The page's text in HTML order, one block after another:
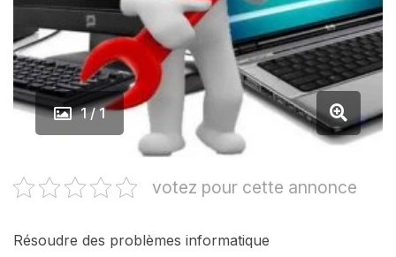
1 / 1
votez pour cette annonce
Résoudre des problèmes informatique